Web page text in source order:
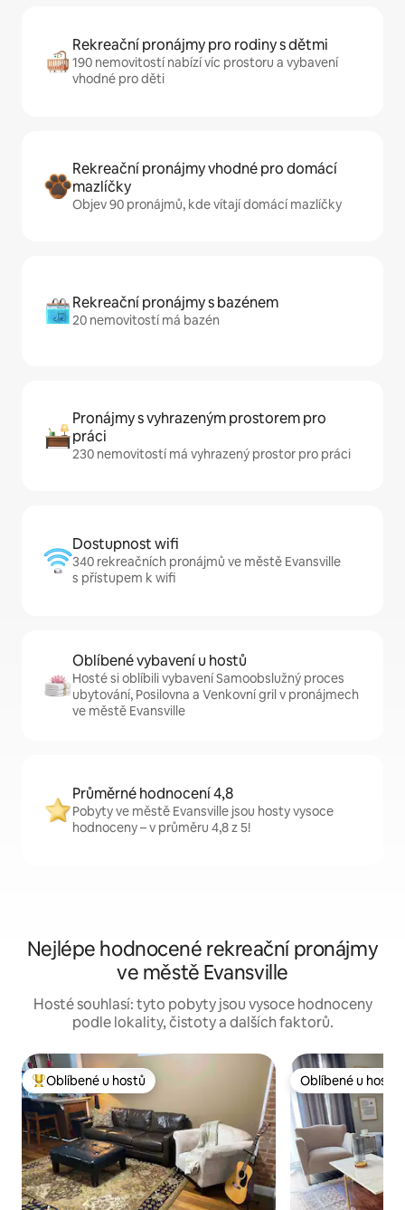
Rekreační pronájmy pro rodiny s dětmi
190 nemovitostí nabízí víc prostoru a vybavení
vhodné pro děti
Rekreační pronájmy vhodné pro domácí
mazlíčky
Objev 90 pronájmů, kde vítají domácí mazlíčky
Rekreační pronájmy s bazénem
20 nemovitostí má bazén
Pronájmy s vyhrazeným prostorem pro
práci
230 nemovitostí má vyhrazený prostor pro práci
Dostupnost wifi
340 rekreačních pronájmů ve městě Evansville
s přístupem k wifi
Oblíbené vybavení u hostů
Hosté si oblíbili vybavení Samoobslužný proces
ubytování, Posilovna a Venkovní gril v pronájmech
ve městě Evansville
Průměrné hodnocení 4,8
Pobyty ve městě Evansville jsou hosty vysoce
hodnoceny – v průměru 4,8 z 5!
Nejlépe hodnocené rekreační pronájmy
ve městě Evansville
Hosté souhlasí: tyto pobyty jsou vysoce hodnoceny
podle lokality, čistoty a dalších faktorů.
Nejlepší v kategorii Oblíbené u hostů
Oblíbené u hostů Oblíbené u hostů
Oblíbené u hostů